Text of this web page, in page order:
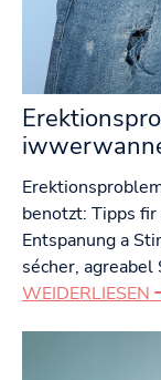
benotzt: Tipps
Entspanung a
sécher, agreabel
WEIDERLIESEN